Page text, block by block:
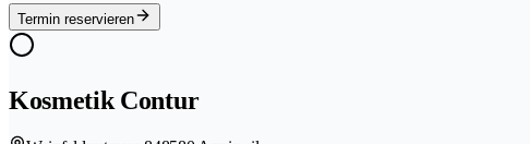
Termin reservieren
Kosmetik Contur